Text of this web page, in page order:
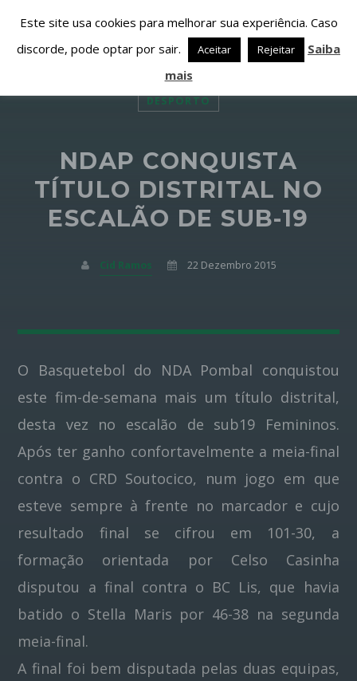
PESQUISAR NESTE WEBSITE:
PARTILHAR ESTA PÁGINA EM:
Pinterest
DESPORTO
NDAP CONQUISTA
TÍTULO DISTRITAL NO
ESCALÃO DE SUB-19
Cid Ramos 22 Dezembro 2015
O Basquetebol do NDA Pombal conquistou
este fim-de-semana mais um título distrital,
desta vez no escalão de sub19 Femininos.
Após ter ganho confortavelmente a meia-final
contra o CRD Soutocico, num jogo em que
esteve sempre à frente no marcador e cujo
resultado final se cifrou em 101-30, a
formação orientada por Celso Casinha
disputou a final contra o BC Lis, que havia
batido o Stella Maris por 46-38 na segunda
meia-final.
A final foi bem disputada pelas duas equipas,
Este site usa cookies para melhorar sua experiência. Caso
discorde, pode optar por sair.
Aceitar Rejeitar
Saiba
mais